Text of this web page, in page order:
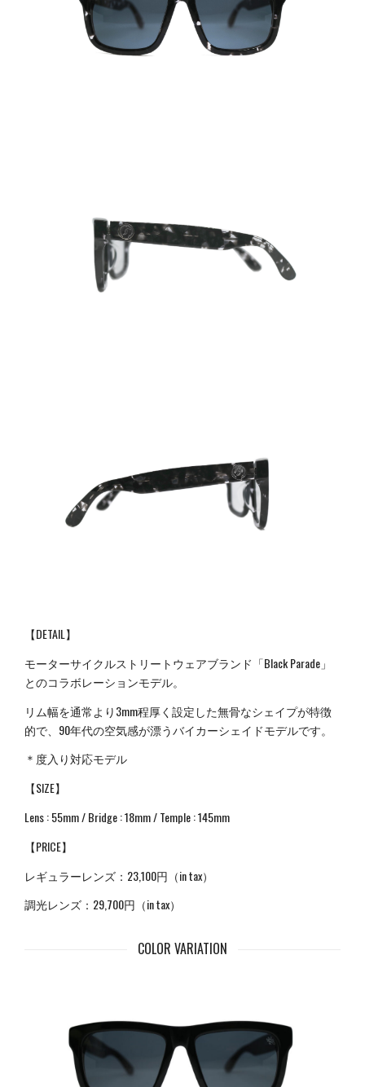
【DETAIL】
モーターサイクルストリートウェアブランド「Black Parade」
とのコラボレーションモデル。
リム幅を通常より3mm程厚く設定した無骨なシェイプが特徴
的で、90年代の空気感が漂うバイカーシェイドモデルです。
＊度入り対応モデル
【SIZE】
Lens : 55mm / Bridge : 18mm / Temple : 145mm
【PRICE】
レギュラーレンズ：23,100円（in tax）
調光レンズ：29,700円（in tax）
COLOR VARIATION